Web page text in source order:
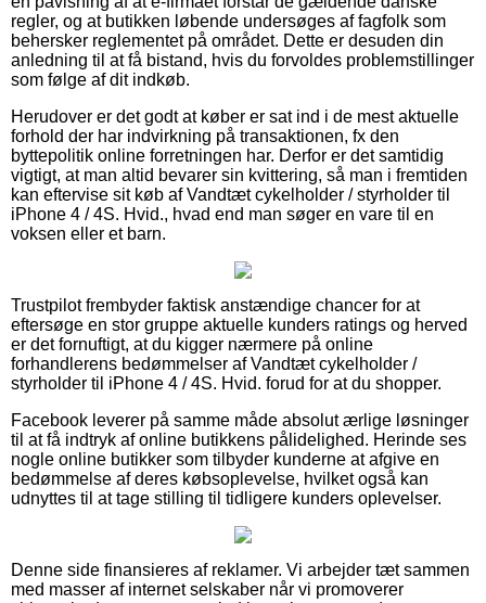
regler, og at butikken løbende undersøges af fagfolk som
behersker reglementet på området. Dette er desuden din
anledning til at få bistand, hvis du forvoldes problemstillinger
som følge af dit indkøb.
Herudover er det godt at køber er sat ind i de mest aktuelle
forhold der har indvirkning på transaktionen, fx den
byttepolitik online forretningen har. Derfor er det samtidig
vigtigt, at man altid bevarer sin kvittering, så man i fremtiden
kan eftervise sit køb af Vandtæt cykelholder / styrholder til
iPhone 4 / 4S. Hvid., hvad end man søger en vare til en
voksen eller et barn.
Trustpilot frembyder faktisk anstændige chancer for at
eftersøge en stor gruppe aktuelle kunders ratings og herved
er det fornuftigt, at du kigger nærmere på online
forhandlerens bedømmelser af Vandtæt cykelholder /
styrholder til iPhone 4 / 4S. Hvid. forud for at du shopper.
Facebook leverer på samme måde absolut ærlige løsninger
til at få indtryk af online butikkens pålidelighed. Herinde ses
nogle online butikker som tilbyder kunderne at afgive en
bedømmelse af deres købsoplevelse, hvilket også kan
udnyttes til at tage stilling til tidligere kunders oplevelser.
Denne side finansieres af reklamer. Vi arbejder tæt sammen
med masser af internet selskaber når vi promoverer